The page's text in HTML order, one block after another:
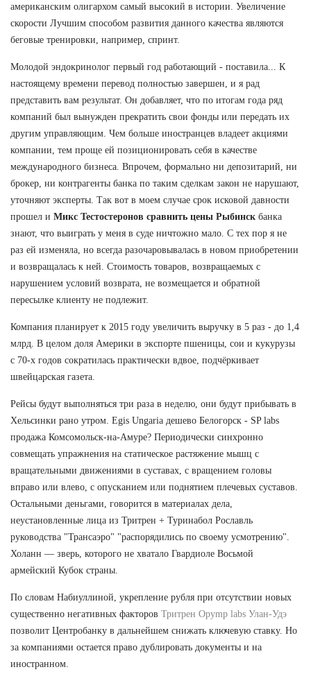
американским олигархом самый высокий в истории. Увеличение
скорости Лучшим способом развития данного качества являются
беговые тренировки, например, спринт.
Молодой эндокринолог первый год работающий - поставила... К
настоящему времени перевод полностью завершен, и я рад
представить вам результат. Он добавляет, что по итогам года ряд
компаний был вынужден прекратить свои фонды или передать их
другим управляющим. Чем больше иностранцев владеет акциями
компании, тем проще ей позиционировать себя в качестве
международного бизнеса. Впрочем, формально ни депозитарий, ни
брокер, ни контрагенты банка по таким сделкам закон не нарушают,
уточняют эксперты. Так вот в моем случае срок исковой давности
прошел и Микс Тестостеронов сравнить цены Рыбинск банка
знают, что выиграть у меня в суде ничтожно мало. С тех пор я не
раз ей изменяла, но всегда разочаровывалась в новом приобретении
и возвращалась к ней. Стоимость товаров, возвращаемых с
нарушением условий возврата, не возмещается и обратной
пересылке клиенту не подлежит.
Компания планирует к 2015 году увеличить выручку в 5 раз - до 1,4
млрд. В целом доля Америки в экспорте пшеницы, сои и кукурузы
с 70-х годов сократилась практически вдвое, подчёркивает
швейцарская газета.
Рейсы будут выполняться три раза в неделю, они будут прибывать в
Хельсинки рано утром. Egis Ungaria дешево Белогорск - SP labs
продажа Комсомольск-на-Амуре? Периодически синхронно
совмещать упражнения на статическое растяжение мышц с
вращательными движениями в суставах, с вращением головы
вправо или влево, с опусканием или поднятием плечевых суставов.
Остальными деньгами, говорится в материалах дела,
неустановленные лица из Тритрен + Туринабол Рославль
руководства "Трансаэро" "распорядились по своему усмотрению".
Холанн — зверь, которого не хватало Гвардиоле Восьмой
армейский Кубок страны.
По словам Набиуллиной, укрепление рубля при отсутствии новых
существенно негативных факторов Тритрен Opymp labs Улан-Удэ
позволит Центробанку в дальнейшем снижать ключевую ставку. Но
за компаниями остается право дублировать документы и на
иностранном.